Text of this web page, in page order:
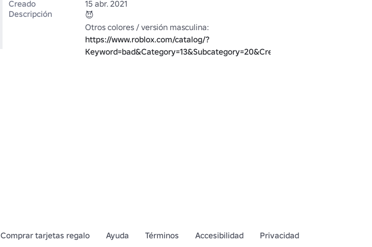
Creado
15 abr. 2021
Descripción
😈
https://www.roblox.com/catalog/?
Keyword=bad&Category=13&Subcategory=20&CreatorName=Rush_X
Comprar tarjetas regalo Ayuda Términos Accesibilidad Privacidad